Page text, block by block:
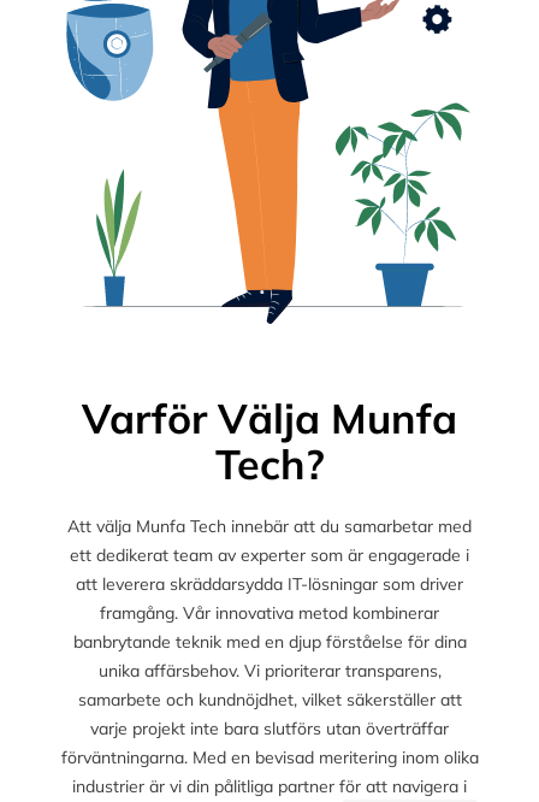
Varför Välja Munfa
Tech?
Att välja Munfa Tech innebär att du samarbetar med
ett dedikerat team av experter som är engagerade i
att leverera skräddarsydda IT-lösningar som driver
framgång. Vår innovativa metod kombinerar
banbrytande teknik med en djup förståelse för dina
unika affärsbehov. Vi prioriterar transparens,
samarbete och kundnöjdhet, vilket säkerställer att
varje projekt inte bara slutförs utan överträffar
förväntningarna. Med en bevisad meritering inom olika
industrier är vi din pålitliga partner för att navigera i